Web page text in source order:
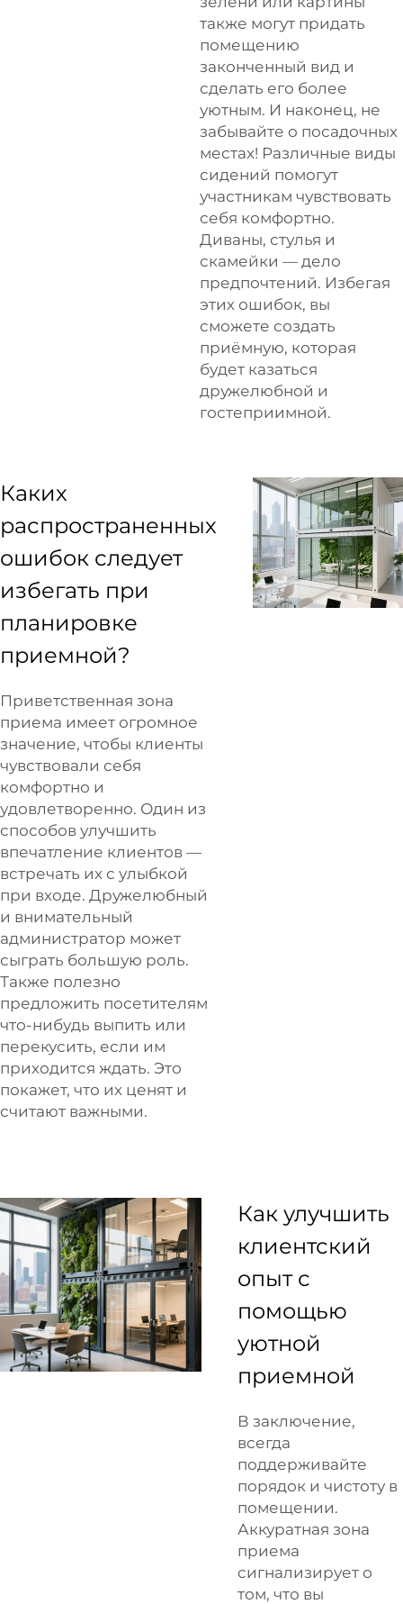
также могут придать
помещению
законченный вид и
сделать его более
уютным. И наконец, не
забывайте о посадочных
местах! Различные виды
сидений помогут
участникам чувствовать
себя комфортно.
Диваны, стулья и
скамейки — дело
предпочтений. Избегая
этих ошибок, вы
сможете создать
приёмную, которая
будет казаться
дружелюбной и
гостеприимной.
Каких
распространенных
ошибок следует
избегать при
планировке
приемной?
Приветственная зона
приема имеет огромное
значение, чтобы клиенты
чувствовали себя
комфортно и
удовлетворенно. Один из
способов улучшить
впечатление клиентов —
встречать их с улыбкой
при входе. Дружелюбный
и внимательный
администратор может
сыграть большую роль.
Также полезно
предложить посетителям
что-нибудь выпить или
перекусить, если им
приходится ждать. Это
покажет, что их ценят и
считают важными.
Как улучшить
клиентский
опыт с
помощью
уютной
приемной
В заключение,
всегда
поддерживайте
порядок и чистоту в
помещении.
Аккуратная зона
приема
сигнализирует о
том, что вы